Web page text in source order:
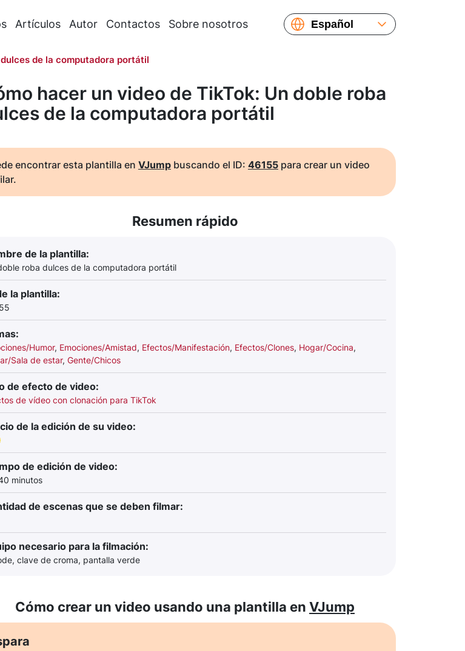
Artículos Autor Contactos Sobre nosotros
Español
Français
de la computadora portátil
hacer un video de TikTok: Un doble roba
de la computadora portátil
encontrar esta plantilla en VJump buscando el ID: 46155 para crear un video
Resumen rápido
de la plantilla:
roba dulces de la computadora portátil
la plantilla:
Humor, Emociones/Amistad, Efectos/Manifestación, Efectos/Clones, Hogar/Cocina,
Sala de estar, Gente/Chicos
de efecto de video:
de vídeo con clonación para TikTok
de la edición de su video:
de edición de video:
minutos
de escenas que se deben filmar:
necesario para la filmación:
clave de croma, pantalla verde
Cómo crear un video usando una plantilla en VJump